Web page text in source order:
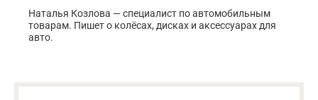
Наталья Козлова — специалист по автомобильным
товарам. Пишет о колёсах, дисках и аксессуарах для
авто.